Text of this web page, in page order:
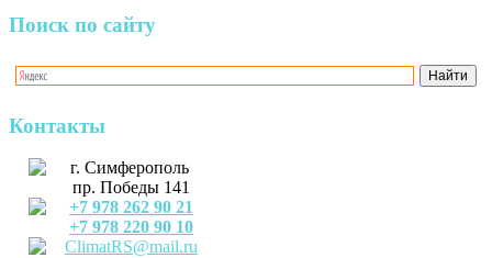
Поиск по сайту
Контакты
г. Симферополь
пр. Победы 141
+7 978 262 90 21
+7 978 220 90 10
ClimatRS@mail.ru